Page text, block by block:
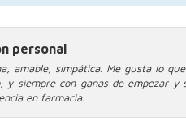
personal
amable, simpática. Me gusta lo
y siempre con ganas de empezar y
en farmacia.